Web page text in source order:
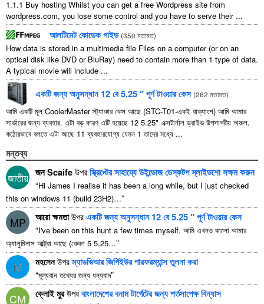
1.1.1 Buy hosting Whilst you can get a free Wordpress site from
wordpress.com, you lose some control and you have to serve their...
আলটিমেট কোডেক গাইড (350 মতামত)
How data is stored in a multimedia file Files on a computer(or on an
optical disk like DVD or BluRay) need to contain more than 1 type of data.
A typical movie will include ...
একটি জন্য অনুসন্ধান 12 বে 5.25 ″ পূর্ণ টাওয়ার কেস (262 মতামত)
আমি একটি মূল CoolerMaster স্ট্যাকার কেস আছে (STC-T01-একই বাক্যাংশ) আমি আমার
সার্ভারের জন্য ব্যবহার. এটা বড় কারণ এটি হয়েছে 12 5.25" এক্সটার্নাল ড্রাইভ উপসাগরীয় অঞ্চল.
কঠোরভাবে বলতে এটা আছে 11 ব্যবহারযোগ্য যেমন 1 তাদের মধ্যে ...
মন্তব্য
জাতীয় জন Scaifeউপরস্ক্রিপ্টের সাহায্যে উইন্ডোজ ডেস্কটপ স্লাইডশো সক্ষম করুন
“Hi James I realise it has been a long while, but I just checked
this on windows 11 (build 23H2)…”
MP আরো ক্ষমতাউপরএকটি জন্য অনুসন্ধান 12 বে 5.25 ″ পূর্ণ টাওয়ার কেস
“I've been on this hunt a few times myself. আমি এখনও কালো আমার
অ্যালুমিনাস আল্ট্রা আছে (কেবল 5 5.25…”
M মহসেনউপরম্যাডভিআর জিপিইউর পারফরম্যান্স তুলনা করা
“মূল্যবান তথ্যের জন্য ধন্যবাদ”
CM ক্লোই মুরউপরবাংলাদেশের বনাম টার্গেটের জন্য শর্তসাপেক্ষ বিন্যাস